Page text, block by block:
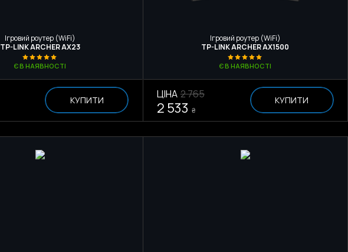
Ігровий роутер (WiFi)
TP-LINK ARCHER AX23
Є В НАЯВНОСТІ
КУПИТИ
Ігровий роутер (WiFi)
TP-LINK ARCHER AX1500
Є В НАЯВНОСТІ
ЦІНА 2 765
2 533 ₴
КУПИТИ